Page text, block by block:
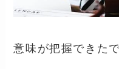
意味が把握できた